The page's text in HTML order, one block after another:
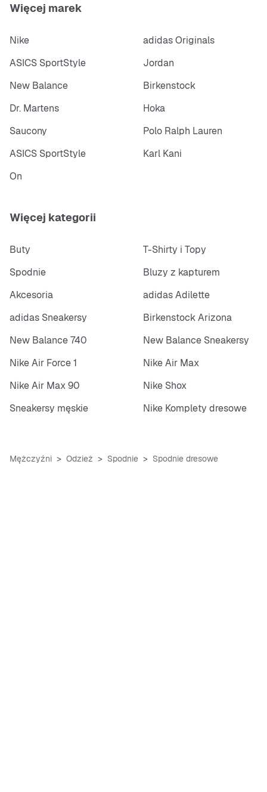
Więcej marek
Nike
adidas Originals
ASICS SportStyle
Jordan
New Balance
Birkenstock
Dr. Martens
Hoka
Saucony
Polo Ralph Lauren
ASICS SportStyle
Karl Kani
On
Więcej kategorii
Buty
T-Shirty i Topy
Spodnie
Bluzy z kapturem
Akcesoria
adidas Adilette
adidas Sneakersy
Birkenstock Arizona
New Balance 740
New Balance Sneakersy
Nike Air Force 1
Nike Air Max
Nike Air Max 90
Nike Shox
Sneakersy męskie
Nike Komplety dresowe
Mężczyźni Odzież Spodnie Spodnie dresowe